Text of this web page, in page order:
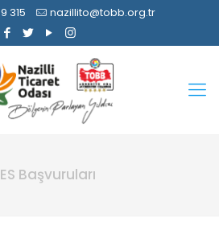
315 nazillito@tobb.org.tr
Başvuruları